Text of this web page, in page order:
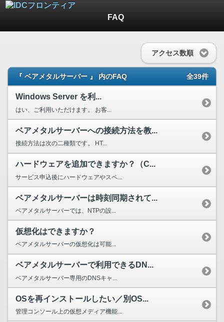
FAQ
アクセス数順
『 ベアメタルサーバー 』 内のFAQ 全39件
Windows Server を利...
はい、ご利用いただけます。 お客...
ベアメタルサーバーへの接続方法を教...
接続方法は次の二種類です。 HT...
ハードウェアを追加できますか？（C...
サービス申込後にハードウェアやスペ...
ベアメタルサーバーは時刻同期されて...
ベアメタルサーバーでは、NTPの設...
仮想化はできますか？
ベアメタルサーバーの仮想化は可能...
ベアメタルサーバーで利用できるDN...
ベアメタルサーバー専用のDNSキャ...
OSを再インストールしたい／別OS...
管理コンソール上の仮想メディア機能...